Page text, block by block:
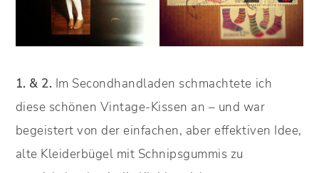
1. & 2. Im Secondhandladen schmachtete ich
diese schönen Vintage-Kissen an – und war
begeistert von der einfachen, aber effektiven Idee,
alte Kleiderbügel mit Schnipsgummis zu